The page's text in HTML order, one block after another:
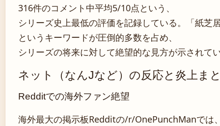
316件のコメント中平均5/10点という、
シリーズ史上最低の評価を記録している。「紙芝
というキーワードが圧倒的多数を占め、
シリーズの将来に対して絶望的な見方が示されて
ネット（なんJなど）の反応と炎上ま
Redditでの海外ファン絶望
海外最大の掲示板Redditの/r/OnePunchManでは